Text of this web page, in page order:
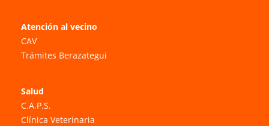
Atención al vecino
CAV
Trámites Berazategui
Salud
C.A.P.S.
Clínica Veterinaria